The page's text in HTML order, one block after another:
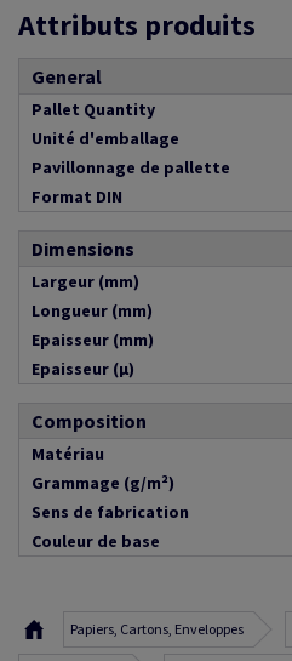
Attributs produits
General
Pallet Quantity
Unité d'emballage
Pavillonnage de pallette
Format DIN
Dimensions
Largeur (mm)
Longueur (mm)
Epaisseur (mm)
Epaisseur (µ)
Composition
Matériau
Grammage (g/m²)
Sens de fabrication
Couleur de base
Papiers, Cartons, Enveloppes